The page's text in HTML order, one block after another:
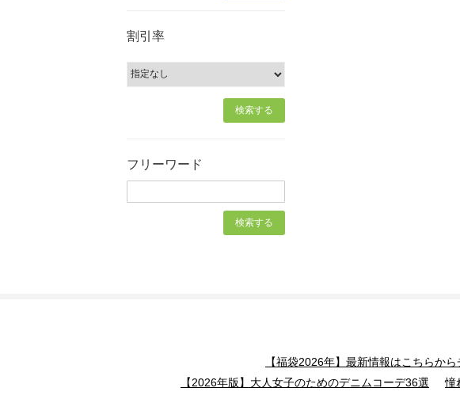
割引率
フリーワード
【福袋2026年】最新情報はこちらから
【2026年版】大人女子のためのデニムコーデ36選
憧